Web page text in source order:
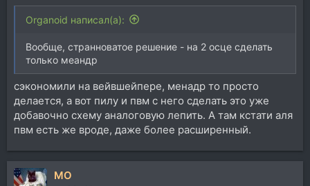
Organoid написал(а):
Вообще, странноватое решение - на 2 осце сделать
только меандр
сэкономили на вейвшейпере, менадр то просто
делается, а вот пилу и пвм с него сделать это уже
добавочно схему аналоговую лепить. А там кстати аля
пвм есть же вроде, даже более расширенный.
MO